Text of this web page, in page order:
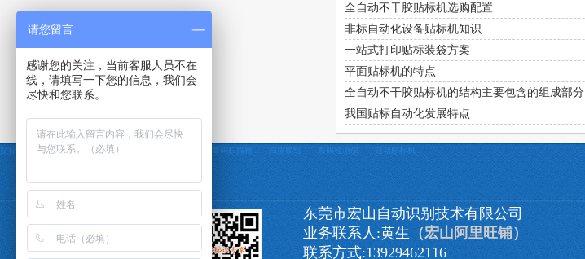
全自动不干胶贴标机选购配置
非标自动化设备贴标机知识
一站式打印贴标装袋方案
平面贴标机的特点
全自动不干胶贴标机的结构主要包含的组成部分
我国贴标自动化发展特点
贴标机 定制贴标机 条码打印机 条码扫描枪 扫描模组 条码检测仪 自动贴标机
东莞市宏山自动识别技术有限公司
业务联系人:黄生 （宏山阿里旺铺）
联系方式:13929462116
请您留言
感谢您的关注，当前客服人员不在
线，请填写一下您的信息，我们会
尽快和您联系。